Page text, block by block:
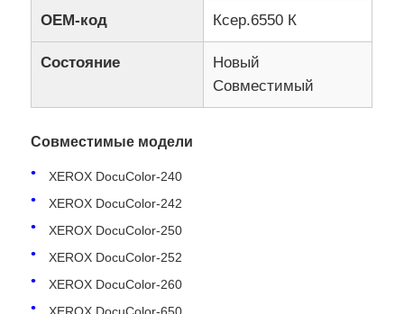
OEM-код Ксер.6550 К
Состояние
Новый
Совместимый
Совместимые модели
XEROX DocuColor-240
XEROX DocuColor-242
XEROX DocuColor-250
XEROX DocuColor-252
XEROX DocuColor-260
XEROX DocuColor-650